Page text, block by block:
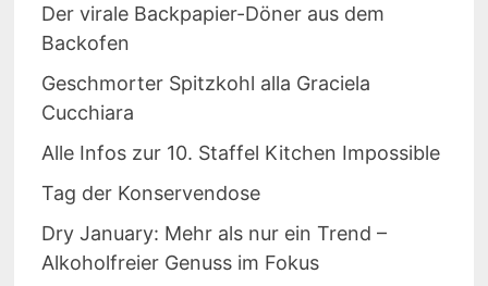
Der virale Backpapier-Döner aus dem
Backofen
Geschmorter Spitzkohl alla Graciela
Cucchiara
Alle Infos zur 10. Staffel Kitchen Impossible
Tag der Konservendose
Dry January: Mehr als nur ein Trend –
Alkoholfreier Genuss im Fokus